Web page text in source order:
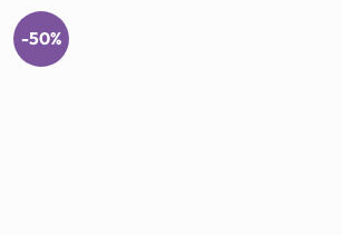
-50%